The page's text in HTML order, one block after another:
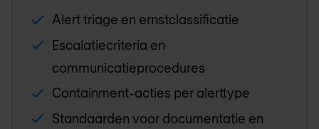
Alert triage en ernstclassificatie
Escalatiecriteria en
communicatieprocedures
Containment-acties per alerttype
Standaarden voor documentatie en